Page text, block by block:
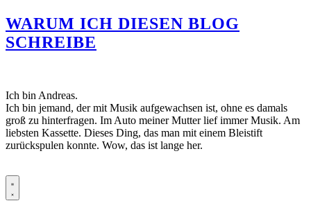
WARUM ICH DIESEN BLOG
SCHREIBE
Ich bin Andreas.
Ich bin jemand, der mit Musik aufgewachsen ist, ohne es damals
groß zu hinterfragen. Im Auto meiner Mutter lief immer Musik. Am
liebsten Kassette. Dieses Ding, das man mit einem Bleistift
zurückspulen konnte. Wow, das ist lange her.